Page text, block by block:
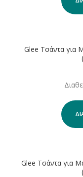
Glee Τσάντα για
Glee Τσάντα για